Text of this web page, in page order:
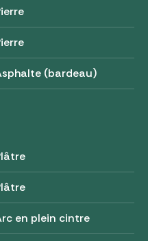
(bardeau)
en plein cintre